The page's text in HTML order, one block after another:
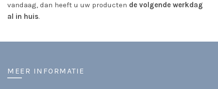
vandaag, dan heeft u uw producten de volgende werkdag
al in huis.
MEER INFORMATIE